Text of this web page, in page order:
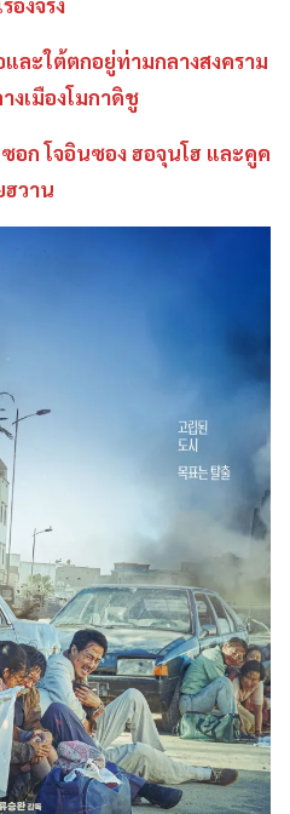
ละใต้ตกอยู่ท่ามกลางสงคราม
งเมืองโมกาดิชู
ก โจอินซอง ฮอจุนโฮ และคูค
ฮวาน